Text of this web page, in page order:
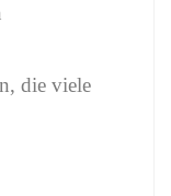
die viele